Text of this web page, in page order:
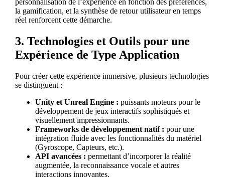
la gamification, et la synthèse de retour utilisateur en temps
réel renforcent cette démarche.
3. Technologies et Outils pour une
Expérience de Type Application
Pour créer cette expérience immersive, plusieurs technologies
se distinguent :
Unity et Unreal Engine : puissants moteurs pour le
développement de jeux interactifs sophistiqués et
visuellement impressionnants.
Frameworks de développement natif : pour une
intégration fluide avec les fonctionnalités du matériel
(Gyroscope, Capteurs, etc.).
API avancées : permettant d’incorporer la réalité
augmentée, la reconnaissance vocale et autres
interactions innovantes.